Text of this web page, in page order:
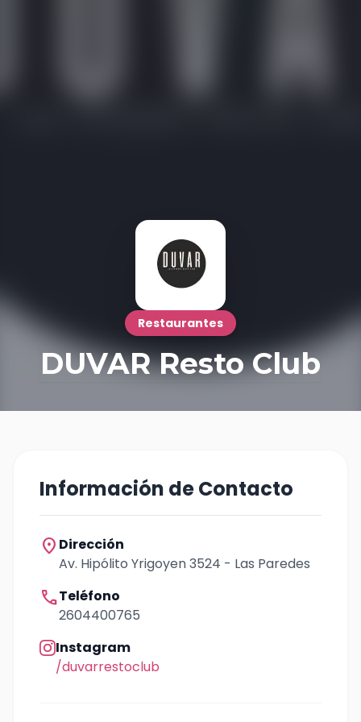
Restaurantes
DUVAR Resto Club
Información de Contacto
location_on Dirección
Av. Hipólito Yrigoyen 3524 - Las Paredes
callTeléfono
2604400765
Instagram
/duvarrestoclub